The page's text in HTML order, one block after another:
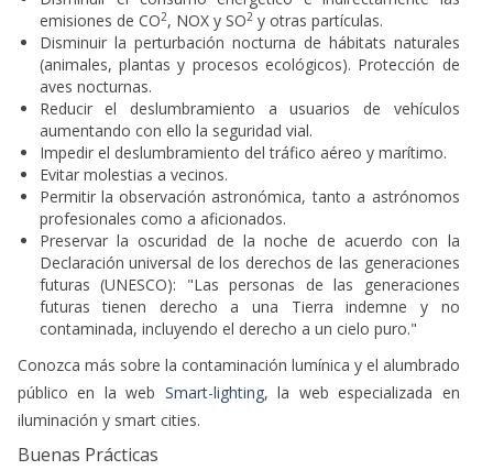
Disminuir el consumo energético e indirectamente las
emisiones de CO , NOX y SO
y otras partículas.
Disminuir la perturbación nocturna de hábitats naturales
(animales, plantas y procesos ecológicos). Protección de
aves nocturnas.
Reducir el deslumbramiento a usuarios de vehículos
aumentando con ello la seguridad vial.
Impedir el deslumbramiento del tráfico aéreo y marítimo.
Evitar molestias a vecinos.
Permitir la observación astronómica, tanto a astrónomos
profesionales como a aficionados.
Preservar la oscuridad de la noche de acuerdo con la
Declaración universal de los derechos de las generaciones
futuras (UNESCO): "Las personas de las generaciones
futuras tienen derecho a una Tierra indemne y no
contaminada, incluyendo el derecho a un cielo puro."
Conozca más sobre la contaminación lumínica y el alumbrado
público en la web
Smart-lighting, la web especializada en
iluminación y smart cities.